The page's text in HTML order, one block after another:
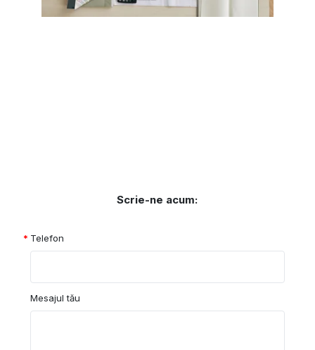
Scrie-ne acum:
Telefon
Mesajul tău